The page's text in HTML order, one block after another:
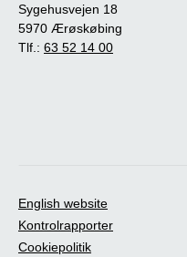
Sygehusvejen 18
5970 Ærøskøbing
Tlf.: 63 52 14 00
English website
Kontrolrapporter
Cookiepolitik